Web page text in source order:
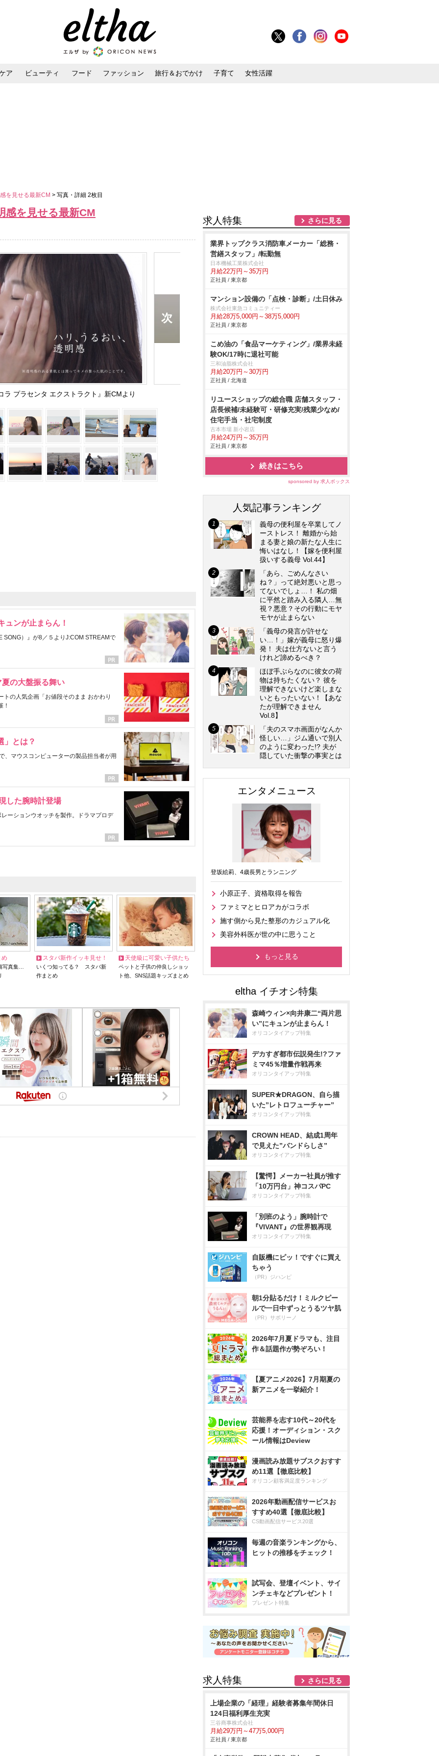
ア ビューティ フード ファッション 旅行＆おでかけ 子育て 女性活躍
を見せる最新CM > 写真・詳細 2枚目
感を見せる最新CM
ラ プラセンタ エクストラクト』新CMより
ュンが止まらん！
SONG）』が8／５よりJ:COM STREAMで
の大盤振る舞い
の人気企画「お値段そのまま おかわり
！
」とは？
、マウスコンピューターの製品担当者が用
した腕時計登場
ーションウオッチを製作。ドラマプロデ
め
写真集…
スタバ新作イッキ見せ！
いくつ知ってる？ スタバ新
作まとめ
天使級に可愛い子供たち
ペットと子供の仲良しショッ
ト他、SNS話題キッズまとめ
求人特集 さらに見る
業界トップクラス消防車メーカー「総務・
営繕スタッフ」/転勤無
日本機械工業株式会社
月給22万円～35万円
正社員 / 東京都
マンション設備の「点検・診断」/土日休み
株式会社東急コミュニティー
月給28万5,000円～38万5,000円
正社員 / 東京都
こめ油の「食品マーケティング」/業界未経
験OK/17時に退社可能
三和油脂株式会社
月給20万円～30万円
正社員 / 北海道
リユースショップの総合職 店舗スタッフ・
店長候補/未経験可・研修充実/残業少なめ/
住宅手当・社宅制度
古本市場 新小岩店
月給24万円～35万円
正社員 / 東京都
続きはこちら
sponsored by 求人ボックス
人気記事ランキング
義母の便利屋を卒業してノ
ーストレス！ 離婚から始
まる妻と娘の新たな人生に
悔いはなし！【嫁を便利屋
扱いする義母 Vol.44】
「あら、ごめんなさい
ね？」って絶対悪いと思っ
てないでしょ…！ 私の畑
に平然と踏み入る隣人…無
視？悪意？その行動にモヤ
モヤが止まらない
「義母の発言が許せな
い…！」嫁が義母に怒り爆
発！ 夫は仕方ないと言う
けれど諦めるべき？
ほぼ手ぶらなのに彼女の荷
物は持ちたくない？ 彼を
理解できないけど楽しまな
いともったいない！【あな
たが理解できません
Vol.8】
「夫のスマホ画面がなんか
怪しい…」ジム通いで別人
のように変わった!? 夫が
隠していた衝撃の事実とは
エンタメニュース
登坂絵莉、4歳長男とランニング
小原正子、資格取得を報告
ファミマとヒロアカがコラボ
施す側から見た整形のカジュアル化
美容外科医が世の中に思うこと
もっと見る
森崎ウィン×向井康二“両片思
い”にキュンが止まらん！
オリコンタイアップ特集
デカすぎ都市伝説発生!?ファ
ミマ45％増量作戦再来
オリコンタイアップ特集
SUPER★DRAGON、自ら描
いた”レトロフューチャー”
オリコンタイアップ特集
CROWN HEAD、結成1周年
で見えた”バンドらしさ”
オリコンタイアップ特集
【驚愕】メーカー社員が推す
「10万円台」神コスパPC
オリコンタイアップ特集
「別班のよう」腕時計で
『VIVANT』の世界観再現
オリコンタイアップ特集
自販機にピッ！ですぐに買え
ちゃう
（PR）ジハンピ
朝1分貼るだけ！ミルクピー
ルで一日中ずっとうるツヤ肌
（PR）サボリーノ
2026年7月夏ドラマも、注目
作＆話題作が勢ぞろい！
【夏アニメ2026】7月期夏の
新アニメを一挙紹介！
芸能界を志す10代～20代を
応援！オーディション・スク
ール情報はDeview
漫画読み放題サブスクおすす
め11選【徹底比較】
オリコン顧客満足度ランキング
2026年動画配信サービスお
すすめ40選【徹底比較】
CS動画配信サービス20選
毎週の音楽ランキングから、
ヒットの推移をチェック！
試写会、登壇イベント、サイ
ンチェキなどプレゼント！
プレゼント特集
求人特集 さらに見る
上場企業の「経理」経験者募集年間休日
124日福利厚生充実
三谷商事株式会社
月給29万円～47万5,000円
正社員 / 東京都